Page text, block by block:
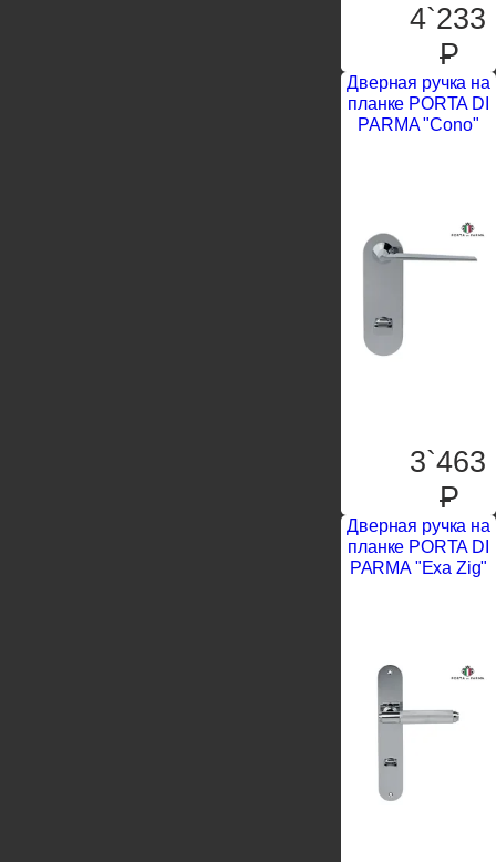
4`233
P
Дверная ручка на
планке PORTA DI
PARMA "Cono"
3`463
P
Дверная ручка на
планке PORTA DI
PARMA "Exa Zig"